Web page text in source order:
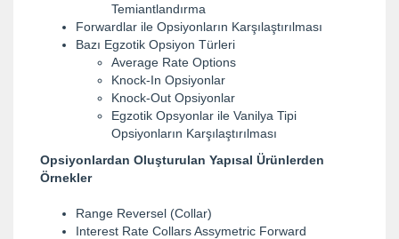
Temiantlandırma
Forwardlar ile Opsiyonların Karşılaştırılması
Bazı Egzotik Opsiyon Türleri
Average Rate Options
Knock-In Opsiyonlar
Knock-Out Opsiyonlar
Egzotik Opsyonlar ile Vanilya Tipi
Opsiyonların Karşılaştırılması
Opsiyonlardan Oluşturulan Yapısal Ürünlerden
Örnekler
Range Reversel (Collar)
Interest Rate Collars Assymetric Forward